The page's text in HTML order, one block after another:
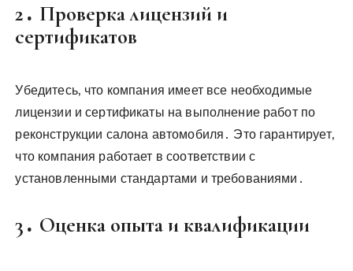
2․ Проверка лицензий и
сертификатов
Убедитесь‚ что компания имеет все необходимые
лицензии и сертификаты на выполнение работ по
реконструкции салона автомобиля․ Это гарантирует‚
что компания работает в соответствии с
установленными стандартами и требованиями․
3․ Оценка опыта и квалификации